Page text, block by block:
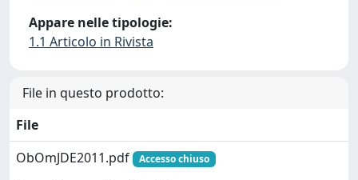
Appare nelle tipologie:
1.1 Articolo in Rivista
File in questo prodotto:
File
ObOmJDE2011.pdf
Accesso chiuso